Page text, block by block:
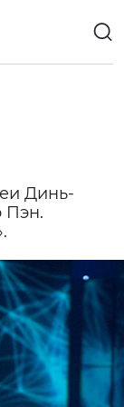
Динь-
Пэн.